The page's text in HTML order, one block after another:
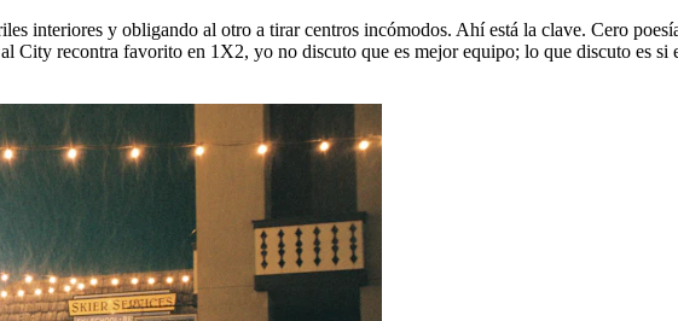
interiores y obligando al otro a tirar centros incómodos. Ahí está la clave. Cero
City recontra favorito en 1X2, yo no discuto que es mejor equipo; lo que discuto es si